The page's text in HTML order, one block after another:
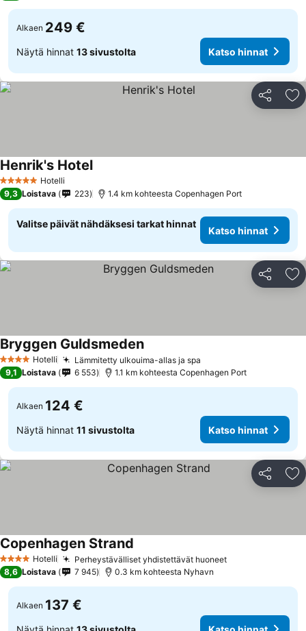
Alkaen 249 €
Näytä hinnat 13 sivustolta Katso hinnat
Jaa
5 Tähtiluokitus
Hotelli
Henrik's HotelKatso hinnat
9,3 Loistava 223 1.4 km kohteesta Copenhagen Port
Valitse päivät nähdäksesi tarkat hinnat
Katso hinnat
Jaa
4 Tähtiluokitus
Hotelli Lämmitetty ulkouima-allas ja spa
Bryggen GuldsmedenKatso hinnat
9,1 Loistava 6 553 1.1 km kohteesta Copenhagen Port
Alkaen 124 €
Näytä hinnat 11 sivustolta Katso hinnat
Jaa
4 Tähtiluokitus
Hotelli Perheystävälliset yhdistettävät huoneetKatso hinnat
Copenhagen Strand
8,6 Loistava 7 945 0.3 km kohteesta Nyhavn
Alkaen 137 €